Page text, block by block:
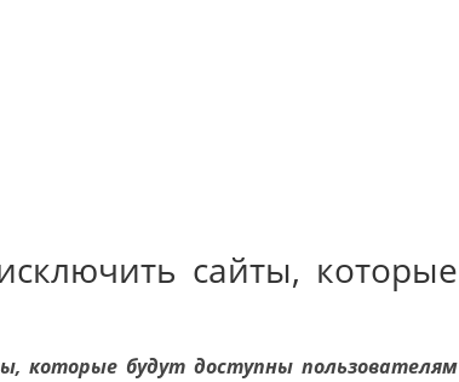
сайты, которые
которые будут доступны пользователям